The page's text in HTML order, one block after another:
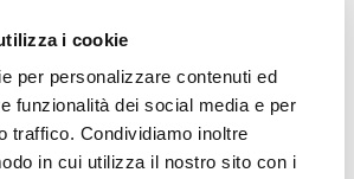
i cookie
per personalizzare contenuti ed
funzionalità dei social media e per
traffico. Condividiamo inoltre
in cui utilizza il nostro sito con i